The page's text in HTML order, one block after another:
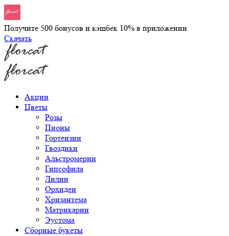
Получите 500 бонусов и кэшбек 10% в приложении
Скачать
Акции
Цветы
Розы
Пионы
Гортензии
Гвоздики
Альстромерии
Гипсофила
Лилии
Орхидеи
Хризантема
Матрикарии
Эустома
Сборные букеты